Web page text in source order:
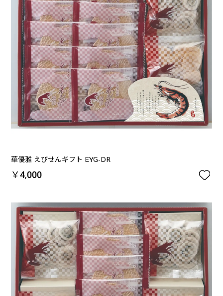
華優雅 えびせんギフト EYG-DR
￥4,000 